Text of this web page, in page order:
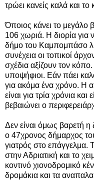
τρώει κανείς καλά και το
Όποιος κάνει το μεγάλο
106 χωριά. Η διορία για
δήμο του Καμπομπάσο
συνέχεια οι τοπικοί
σχέδια αξίζουν τον
υποψήφιοι. Εάν πάει
για ακόμα ένα χρόνο. Η
είναι για τρία χρόνια
βεβαιώνει ο
Δεν είναι όμως βαρετή
ο 47χρονος δήμαρχος
γιατρός στο επάγγελμα.
στην Αδριατική και το
κοντινό χιονοδρομικό
δρομάκια και τα